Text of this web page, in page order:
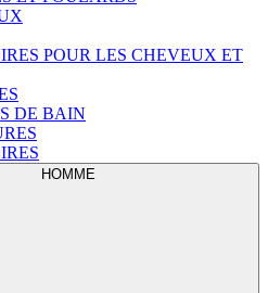
POUR LES CHEVEUX ET
DE BAIN
HOMME